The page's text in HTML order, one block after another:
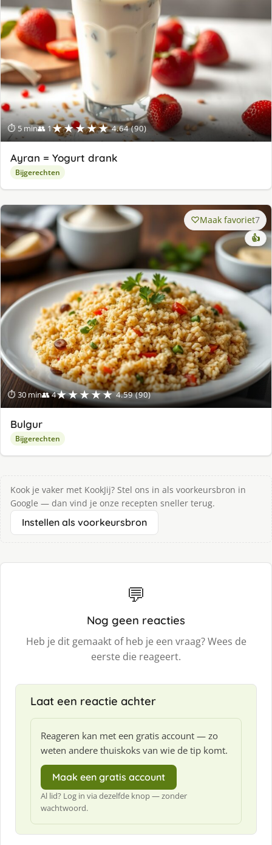
⏱ 5 min👥 1★★★★★ 4.64 (90)
Ayran = Yogurt drank
Bijgerechten
⏱ 30 min👥 4★★★★★ 4.59 (90)
Maak favoriet7
👍
Bulgur
Bijgerechten
Kook je vaker met KookJij? Stel ons in als voorkeursbron in
Google — dan vind je onze recepten sneller terug.
Instellen als voorkeursbron
💬
Nog geen reacties
Heb je dit gemaakt of heb je een vraag? Wees de
eerste die reageert.
Laat een reactie achter
Reageren kan met een gratis account — zo
weten andere thuiskoks van wie de tip komt.
Maak een gratis account
Al lid? Log in via dezelfde knop — zonder
wachtwoord.